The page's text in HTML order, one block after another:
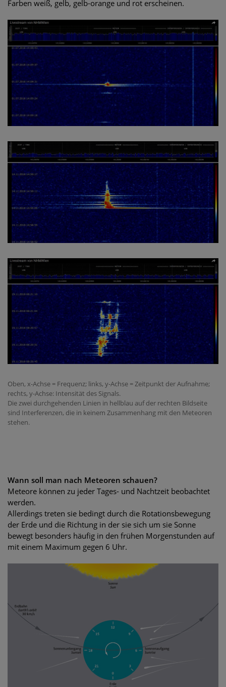
Farben weiß, gelb, gelb-orange und rot erscheinen.
Oben, x-Achse = Frequenz; links, y-Achse = Zeitpunkt der Aufnahme;
rechts, y-Achse: Intensität des Signals.
Die zwei durchgehenden Linien in hellblau auf der rechten Bildseite
sind Interferenzen, die in keinem Zusammenhang mit den Meteoren
stehen.
Wann soll man nach Meteoren schauen?
Meteore können zu jeder Tages- und Nachtzeit beobachtet
werden.
Allerdings treten sie bedingt durch die Rotationsbewegung
der Erde und die Richtung in der sie sich um sie Sonne
bewegt besonders häufig in den frühen Morgenstunden auf
mit einem Maximum gegen 6 Uhr.